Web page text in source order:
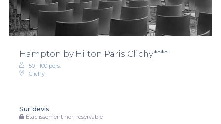
Hampton by Hilton Paris Clichy****
50 - 100 pers.
Clichy
Sur devis
Établissement non réservable